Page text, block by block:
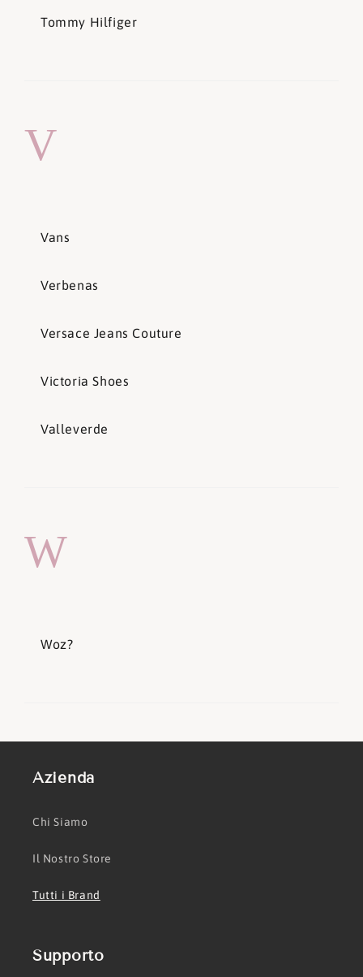
Tommy Hilfiger
V
Vans
Verbenas
Versace Jeans Couture
Victoria Shoes
Valleverde
W
Woz?
Azienda
Chi Siamo
Il Nostro Store
Tutti i Brand
Supporto